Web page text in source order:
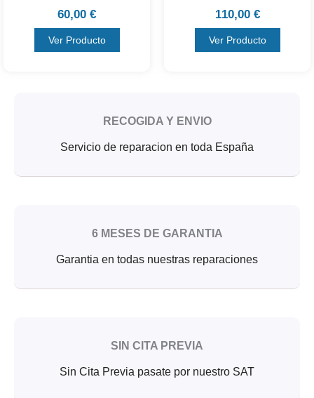
60,00 €
Ver Producto
110,00 €
Ver Producto
RECOGIDA Y ENVIO
Servicio de reparacion en toda España
6 MESES DE GARANTIA
Garantia en todas nuestras reparaciones
SIN CITA PREVIA
Sin Cita Previa pasate por nuestro SAT